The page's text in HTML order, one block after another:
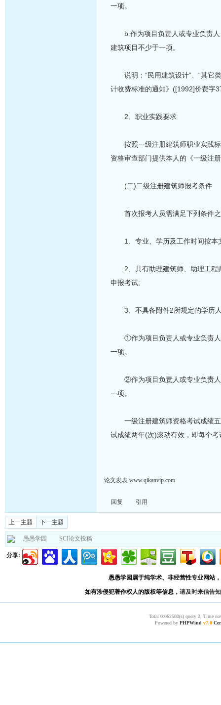
一项。
b.作为项目负责人或专业负责人
建筑项目不少于一项。
说明：“民用建筑设计”、“其它类
计收费标准的通知》([1992]价费字
2、职业实践要求
按照一级注册建筑师职业实践标
资格审查部门提供本人的《一级注
(二)二级注册建筑师报考条件
首次报考人员需满足下列条件
1、专业、学历及工作时间按本
2、具有助理建筑师、助理工程
申报考试;
3、不具备附件2所规定的学历人
①作为项目负责人或专业负责人
一项。
②作为项目负责人或专业负责人
一项。
一级注册建筑师资格考试成绩五
试成绩两年(次)滚动有效，即每个
论文发表 www.qikanvip.com
回复 引用
上一主题 下一主题
愚愚学园 SCI论文投稿
分享:
愚愚学园属于纯学术、非经营性专业网站
如有涉侵犯著作权人的版权等信息， 请及时来信告知
Total 0.062500(s) query 2, Time
Powered by PHPWind v7.0